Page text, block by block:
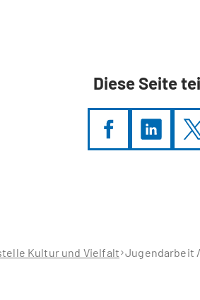
Diese Seite
Kultur und Vielfalt Jugendarbeit